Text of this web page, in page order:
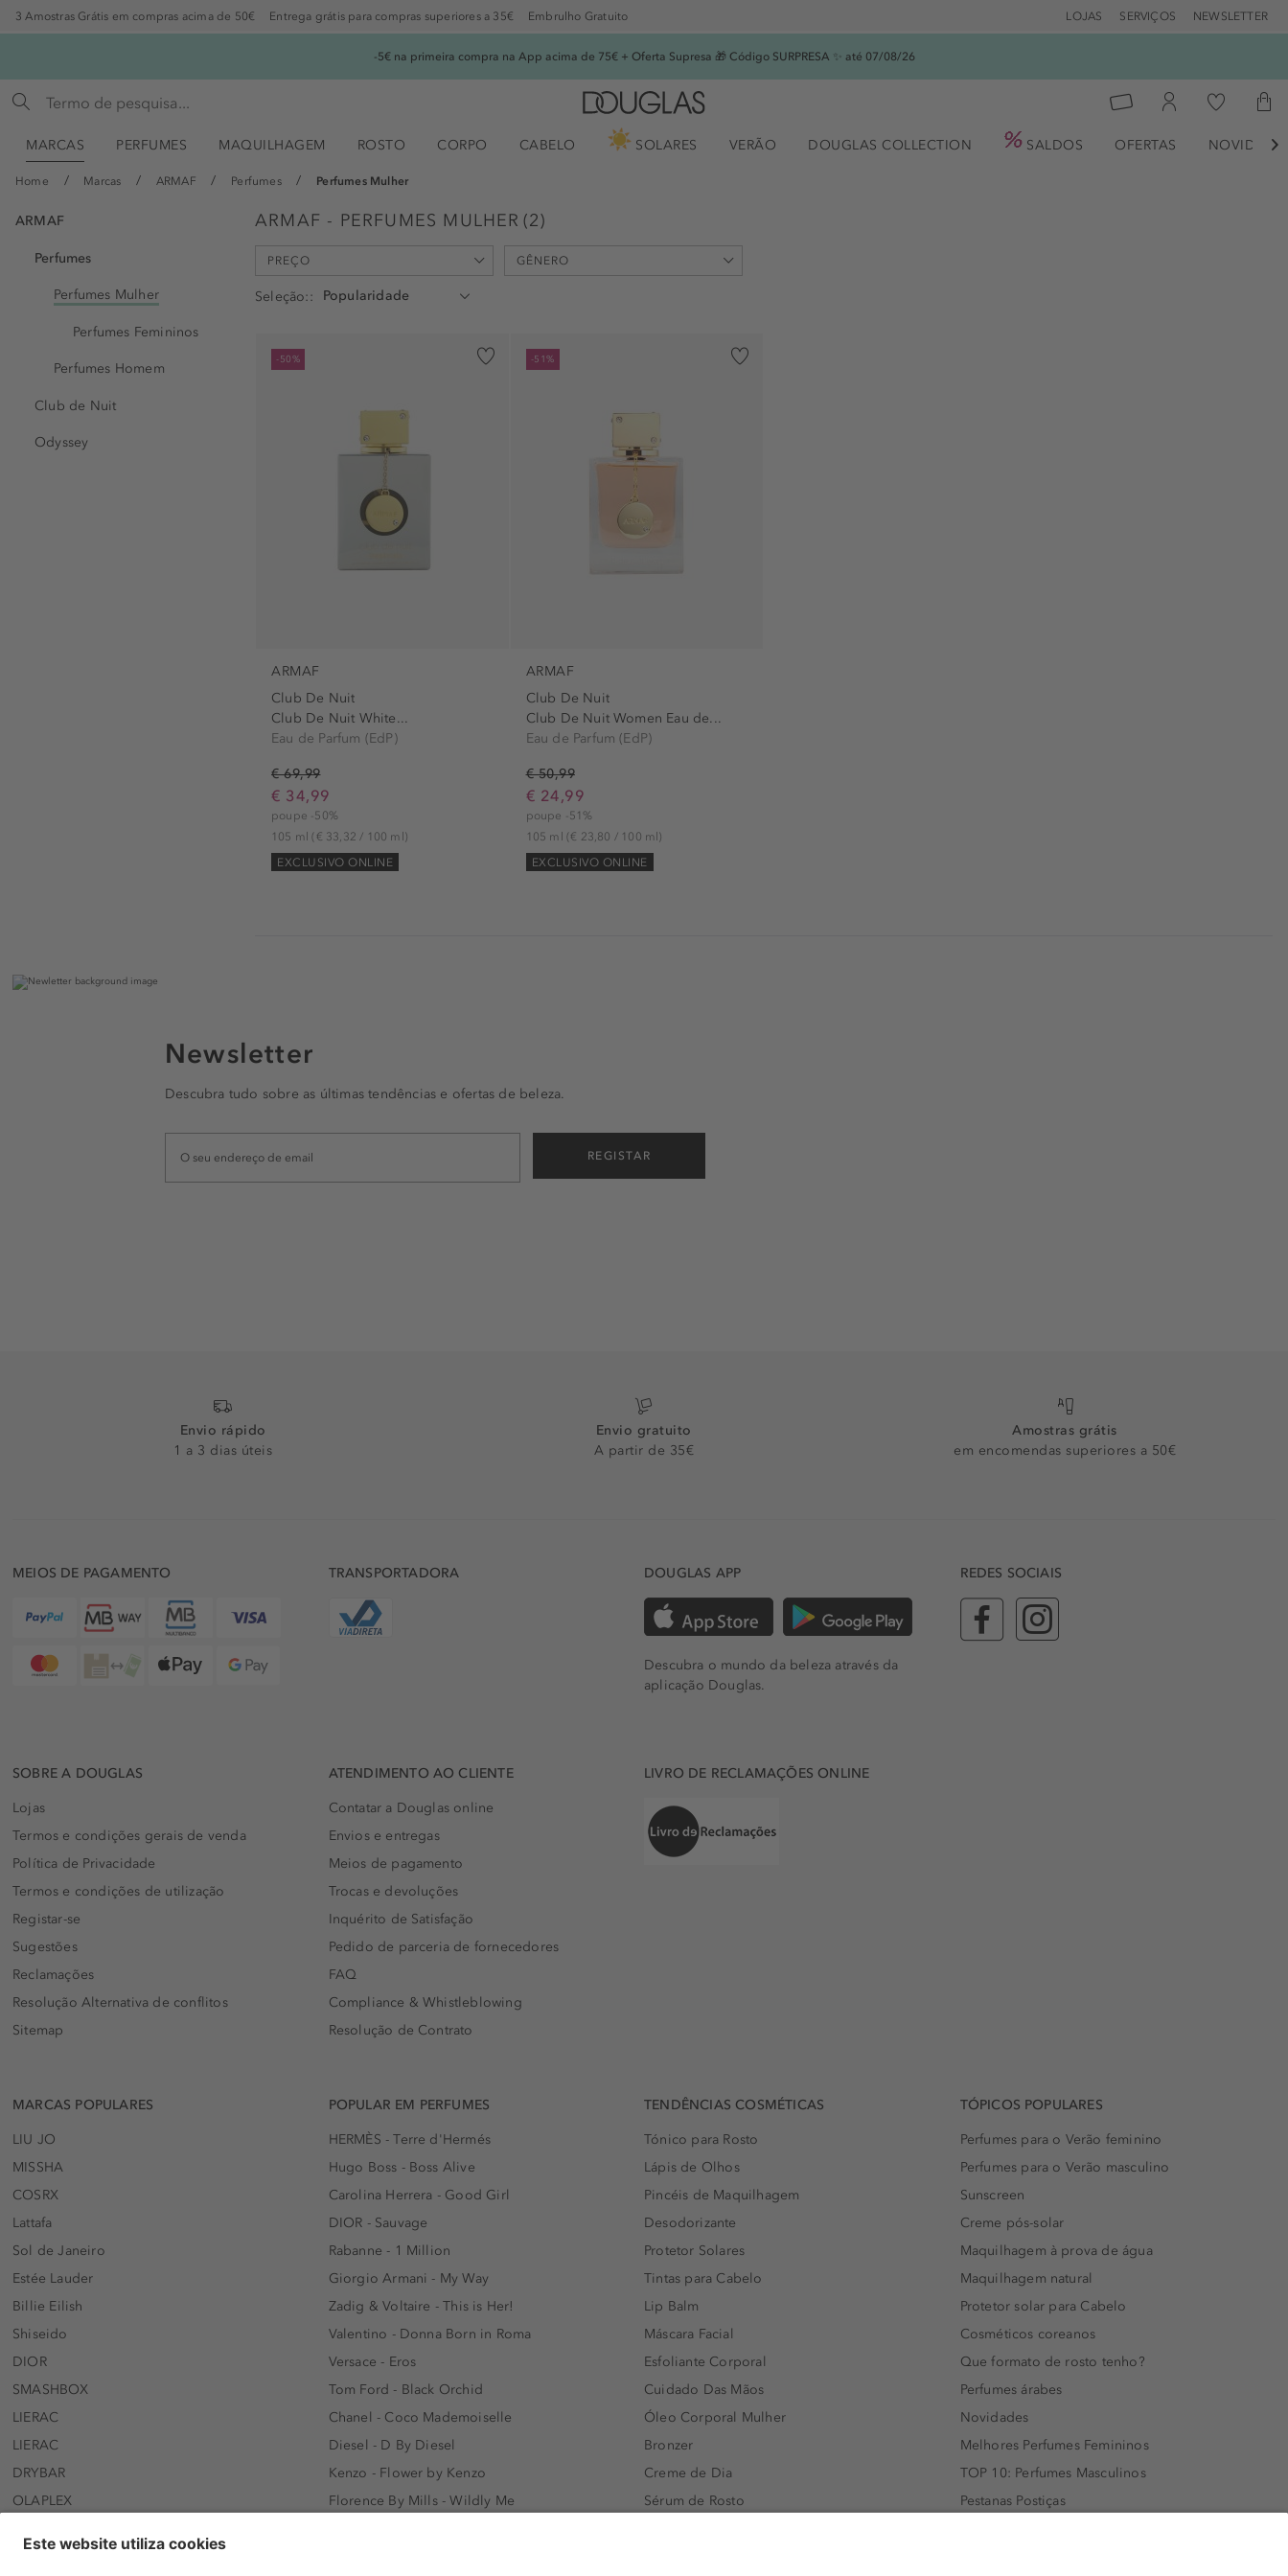
3 Amostras Grátis em compras acima de 50€ Entrega grátis para compras superiores a 35€ Embrulho Gratuito LOJAS SERVIÇOS NEWSLETTER
-5€ na primeira compra na App acima de 75€ + Oferta Supresa 🎁 Código SURPRESA ✨ até 07/08/26
MARCAS PERFUMES MAQUILHAGEM ROSTO CORPO CABELO SOLARES VERÃO DOUGLAS COLLECTION SALDOS OFERTAS 
Home Marcas ARMAF Perfumes Perfumes Mulher
ARMAF
Perfumes
Perfumes Mulher
Perfumes Femininos
Perfumes Homem
Club de Nuit
Odyssey
ARMAF - PERFUMES MULHER (2)
PREÇO
min
max
GÊNERO
unisexo (1)
Seleção:
-50%
ARMAF
Club De Nuit
Club De Nuit White...
Eau de Parfum (EdP)
€ 69,99
€ 34,99
poupe -50%
105 ml(€ 33,32 / 100 ml)
EXCLUSIVO ONLINE
-51%
ARMAF
Club De Nuit
Club De Nuit Women Eau de...
Eau de Parfum (EdP)
€ 50,99
€ 24,99
poupe -51%
105 ml (€ 23,80 / 100 ml)
EXCLUSIVO ONLINE
Newsletter
Descubra tudo sobre as últimas tendências e ofertas de beleza.
REGISTAR
Envio rápido
1 a 3 dias úteis
Envio gratuito
A partir de 35€
Amostras grátis
em encomendas superiores a 50€
MEIOS DE PAGAMENTO TRANSPORTADORA DOUGLAS APP
Descubra o mundo da beleza através da
aplicação Douglas.
REDES SOCIAIS
SOBRE A DOUGLAS
Lojas
Termos e condições gerais de venda
Política de Privacidade
Termos e condições de utilização
Registar-se
Sugestões
Reclamações
Resolução Alternativa de conflitos
Sitemap
ATENDIMENTO AO CLIENTE
Contatar a Douglas online
Envios e entregas
Meios de pagamento
Trocas e devoluções
Inquérito de Satisfação
Pedido de parceria de fornecedores
FAQ
Compliance & Whistleblowing
Resolução de Contrato
LIVRO DE RECLAMAÇÕES ONLINE
MARCAS POPULARES
LIU JO
MISSHA
COSRX
Lattafa
Sol de Janeiro
Estée Lauder
Billie Eilish
Shiseido
DIOR
SMASHBOX
LIERAC
LIERAC
DRYBAR
OLAPLEX
POPULAR EM PERFUMES
HERMÈS - Terre d'Hermés
Hugo Boss - Boss Alive
Carolina Herrera - Good Girl
DIOR - Sauvage
Rabanne - 1 Million
Giorgio Armani - My Way
Zadig & Voltaire - This is Her!
Valentino - Donna Born in Roma
Versace - Eros
Tom Ford - Black Orchid
Chanel - Coco Mademoiselle
Diesel - D By Diesel
Kenzo - Flower by Kenzo
Florence By Mills - Wildly Me
TENDÊNCIAS COSMÉTICAS
Tónico para Rosto
Lápis de Olhos
Pincéis de Maquilhagem
Desodorizante
Protetor Solares
Tintas para Cabelo
Lip Balm
Máscara Facial
Esfoliante Corporal
Cuidado Das Mãos
Óleo Corporal Mulher
Bronzer
Creme de Dia
Sérum de Rosto
TÓPICOS POPULARES
Perfumes para o Verão feminino
Perfumes para o Verão masculino
Sunscreen
Creme pós-solar
Maquilhagem à prova de água
Maquilhagem natural
Protetor solar para Cabelo
Cosméticos coreanos
Que formato de rosto tenho?
Perfumes árabes
Novidades
Melhores Perfumes Femininos
TOP 10: Perfumes Masculinos
Pestanas Postiças